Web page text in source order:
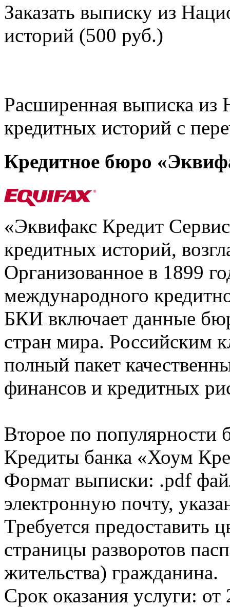
Заказать выписку из
историй (500 руб.)
Расширенная выписка из
кредитных историй с
Кредитное бюро
«Эквифакс Кредит
кредитных историй,
Организованное в 1899
международного
БКИ включает данные
стран мира. Российским
полный пакет
финансов и кредитных
Второе по популярности
Кредиты банка «Хоум
Формат выписки: .pdf
электронную почту,
Требуется предоставить
страницы разворотов
жительства) гражданина.
Срок оказания услуги: от